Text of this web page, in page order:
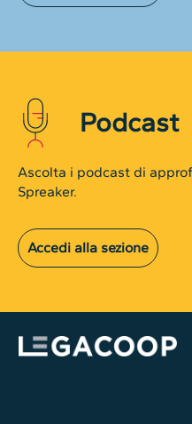
Podcast
Ascolta i podcast di
Spreaker.
Accedi alla sezione